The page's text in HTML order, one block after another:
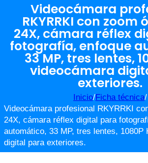
Videocámara
RKYRRKI con zoom
24X, cámara réflex
fotografía, enfoque
33 MP, tres lentes,
videocámara
exteriores.
Inicio/Ficha técnica/
Videocámara profesional RKYRRKI
24X, cámara réflex digital para
automático, 33 MP, tres lentes, 1080P
digital para exteriores.